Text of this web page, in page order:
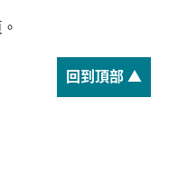
回到頂部 ▲